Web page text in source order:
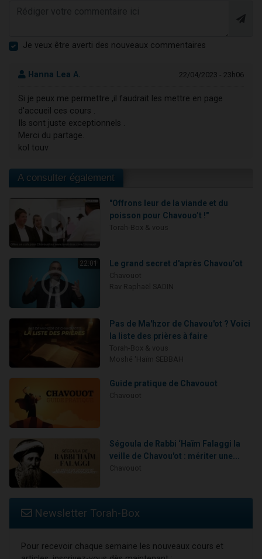
Je veux être averti des nouveaux commentaires
Hanna Lea A. 22/04/2023 - 23h06
Si je peux me permettre ,il faudrait les mettre en page
d'accueil ces cours .
Ils sont juste exceptionnels .
Merci du partage.
kol touv
A consulter également
"Offrons leur de la viande et du
poisson pour Chavouo’t !"
22:01 Le grand secret d'après Chavou’ot
Pas de Ma'hzor de Chavou'ot ? Voici
la liste des prières à faire
Guide pratique de Chavouot
Ségoula de Rabbi ‘Haïm Falaggi la
veille de Chavou'ot : mériter une...
Newsletter Torah-Box
Pour recevoir chaque semaine les nouveaux cours et